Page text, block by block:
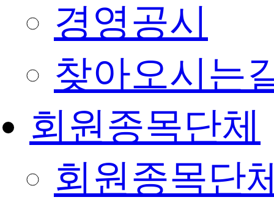
경영공시
찾아오시는
회원종목단체
회원종목단